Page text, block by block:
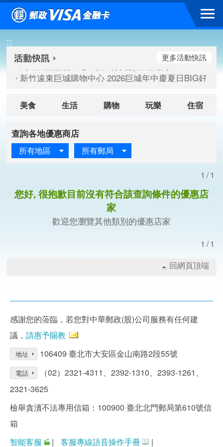
跳到主要內容區塊
:::
高雄大樂購物中心 刷卡郵好禮(活動期間：115/08/07-
臺北三創生活 有點東西第2波 刷卡郵好禮(活動期間：
高雄大樂購物中心 刷卡郵好禮(活動期間：115/08/07-
新竹遠東巨城購物中心 2026巨城年中慶夏日BIG好刷(
更多活動快訊
美食 生活 購物 玩樂 住宿
查詢各地優惠商店
所有地區 所有郵局
1/1
您好, 很抱歉目前沒有符合該查詢條件的優惠店
家
歡迎您瀏覽其他類別的優惠店家
1/1
回網頁頂端
感謝您的蒞臨，若您對中華郵政(股)公司服務有任何建
議， 請惠予賜教
地址 106409 臺北市大安區金山南路2段55號
電話
（02）2321-4311、2392-1310、2393-1261、
2321-3625
檢舉貪瀆不法專用信箱：100900 臺北北門郵局第610號信
箱
智能客服
| 客服專線語音操作手冊 |